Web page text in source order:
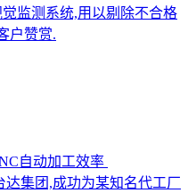
监测系统,用以剔除不合格
户赞赏.
自动加工效率
达集团,成功为某知名代工厂